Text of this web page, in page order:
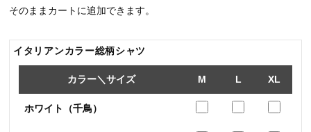
そのままカートに追加できます。
イタリアンカラー総柄シャツ
カラー＼サイズ M L XL
ホワイト（千鳥）